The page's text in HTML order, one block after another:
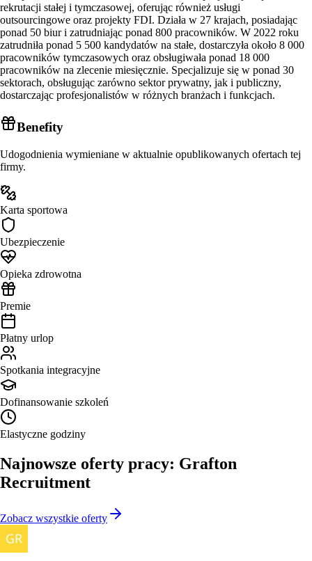
rekrutacji stałej i tymczasowej, oferując również usługi
outsourcingowe oraz projekty FDI. Działa w 27 krajach, posiadając
ponad 50 biur i zatrudniając ponad 800 pracowników. W 2022 roku
zatrudniła ponad 5 500 kandydatów na stałe, dostarczyła około 8 000
pracowników tymczasowych oraz obsługiwała ponad 18 000
pracowników na zlecenie miesięcznie. Specjalizuje się w ponad 30
sektorach, obsługując zarówno sektor prywatny, jak i publiczny,
dostarczając profesjonalistów w różnych branżach i funkcjach.
Benefity
Udogodnienia wymieniane w aktualnie opublikowanych ofertach tej
firmy.
Karta sportowa
Ubezpieczenie
Opieka zdrowotna
Premie
Płatny urlop
Spotkania integracyjne
Dofinansowanie szkoleń
Elastyczne godziny
Najnowsze oferty pracy: Grafton
Recruitment
Zobacz wszystkie oferty